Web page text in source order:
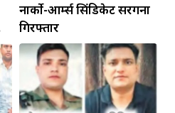
नार्को-आर्म्स सिंडिकेट सरगना
गिरफ्तार